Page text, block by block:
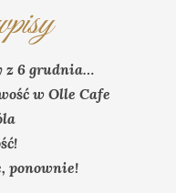
z 6 grudnia…
w Olle Cafe
ponownie!